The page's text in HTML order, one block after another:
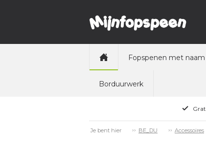
Fopspenen met naam
Borduurwerk
Je bent hier BE_DU Accessoires